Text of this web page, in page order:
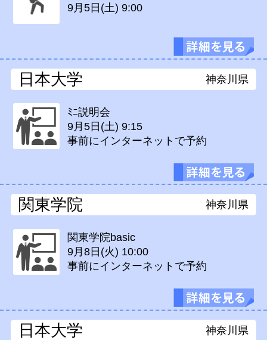
9月5日(土)9:00
日本大学 神奈川県
ﾐﾆ説明会
9月5日(土)9:15
事前にインターネットで予約
関東学院 神奈川県
関東学院basic
9月8日(火) 10:00
事前にインターネットで予約
日本大学 神奈川県